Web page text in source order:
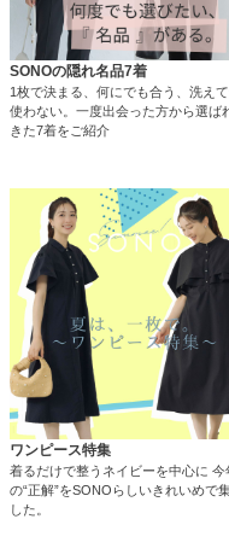
SONOの隠れ名品7着
1枚で決まる、何にでも合う、洗え
使わない。一度出会った方から選ば
きた7着をご紹介
ワンピース特集
着るだけで整うネイビーを中心に 今
の“正解”をSONOらしいきれいめで
した。